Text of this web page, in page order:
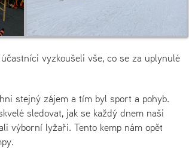
vyzkoušeli vše, co se za uplynulé
stejný zájem a tím byl sport a pohyb.
sledovat, jak se každý dnem naši
výborní lyžaři. Tento kemp nám opět